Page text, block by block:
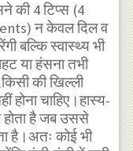
की 4 टिप्स (4
न केवल दिल व
बल्कि स्वास्थ्य भी
या हंसना तभी
की खिल्ली
होना चाहिए।हास्य-
होता है जब उससे
है।अतः कोई भी